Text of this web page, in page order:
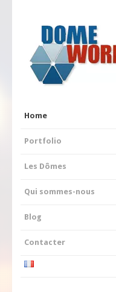
Home
Portfolio
Les Dômes
Qui sommes-nous
Blog
Contacter